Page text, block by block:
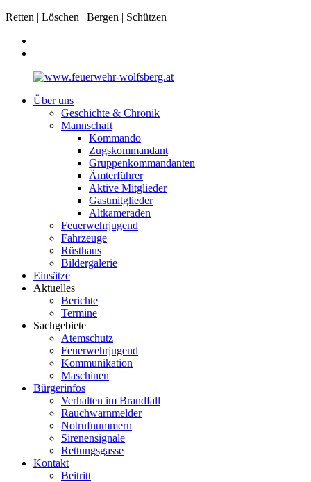
Retten | Löschen | Bergen | Schützen
Über uns
Geschichte & Chronik
Mannschaft
Kommando
Zugskommandant
Gruppenkommandanten
Ämterführer
Aktive Mitglieder
Gastmitglieder
Altkameraden
Feuerwehrjugend
Fahrzeuge
Rüsthaus
Bildergalerie
Einsätze
Aktuelles
Berichte
Termine
Sachgebiete
Atemschutz
Feuerwehrjugend
Kommunikation
Maschinen
Bürgerinfos
Verhalten im Brandfall
Rauchwarnmelder
Notrufnummern
Sirenensignale
Rettungsgasse
Kontakt
Beitritt